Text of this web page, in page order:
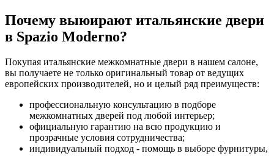
Почему выюирают итальянские двери
в Spazio Moderno?
Покупая итальянские межкомнатные двери в нашем салоне,
вы получаете не только оригинальный товар от ведущих
европейских производителей, но и целый ряд преимуществ:
профессиональную консультацию в подборе
межкомнатных дверей под любой интерьер;
официальную гарантию на всю продукцию и
прозрачные условия сотрудничества;
индивидуальный подход - помощь в выборе фурнитуры,